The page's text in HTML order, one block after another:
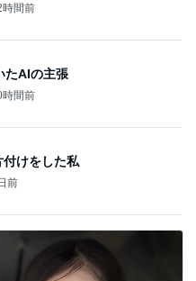
時間前
たAIの主張
時間前
付けをした私
前